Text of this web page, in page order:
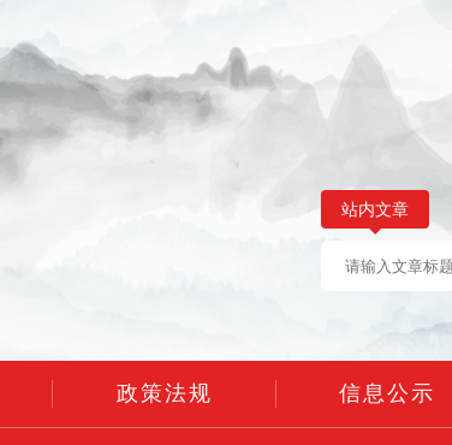
站内文章
政策法规 信息公示